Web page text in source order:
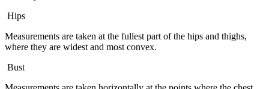
Hips
Measurements are taken at the fullest part of the hips and thighs,
where they are widest and most convex.
Bust